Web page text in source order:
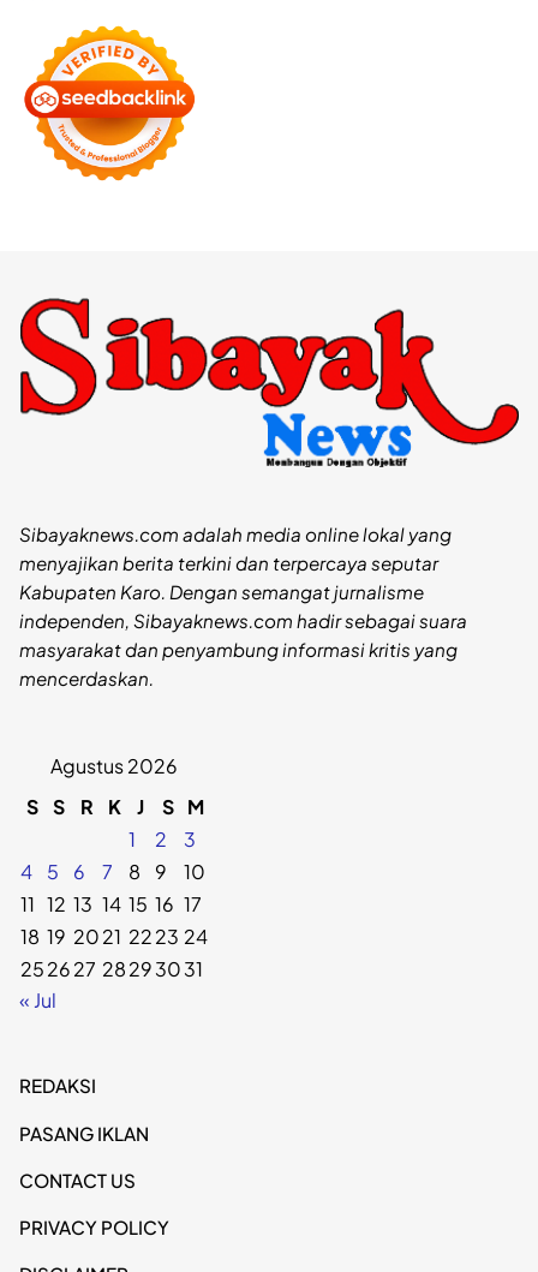
Sibayaknews.com adalah media online lokal yang
menyajikan berita terkini dan terpercaya seputar
Kabupaten Karo. Dengan semangat jurnalisme
independen, Sibayaknews.com hadir sebagai suara
masyarakat dan penyambung informasi kritis yang
mencerdaskan.
Agustus 2026
S S R K J S M
1
2
3
4
5 6 7 8 9
10
11 12 13 14 15 16 17
18 19 2021 2223 24
252627 28293031
« Jul
REDAKSI
PASANG IKLAN
CONTACT US
PRIVACY POLICY